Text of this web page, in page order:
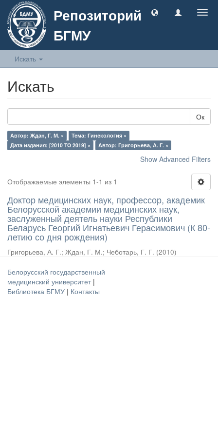
Репозиторий
БГМУ
Искать
Искать
Ок
Автор: Ждан, Г. М. ×
Тема: Гинекология ×
Дата издания: [2010 TO 2019] ×
Автор: Григорьева, А. Г. ×
Show Advanced Filters
Отображаемые элементы 1-1 из 1
Доктор медицинских наук, профессор, академик
Белорусской академии медицинских наук,
заслуженный деятель науки Республики
Беларусь Георгий Игнатьевич Герасимович (К 80-
летию со дня рождения)
Григорьева, А. Г.; Ждан, Г. М.; Чеботарь, Г. Г. (2010)
Белорусский государственный
медицинский университет |
Библиотека БГМУ | Контакты